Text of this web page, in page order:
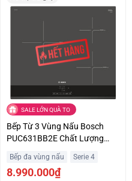
SALE LỚN QUÀ TO
Bếp Từ 3 Vùng Nấu Bosch
PUC631BB2E Chất Lượng
Bếp đa vùng nấu Serie 4
8.990.000₫